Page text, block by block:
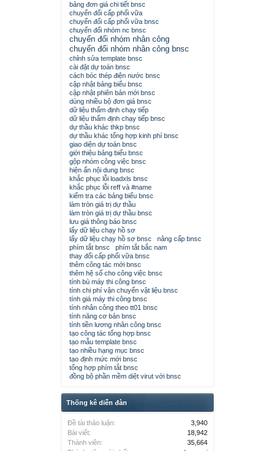
bảng đơn giá chi tiết bnsc
chuyển đổi cấp phối vữa
chuyển đổi cấp phối vữa bnsc
chuyển đổi nhóm nc bnsc
chuyển đổi nhóm nhân công
chuyển đổi nhóm nhân công bnsc
chỉnh sửa template bnsc
cài đặt dự toán bnsc
cách bóc thép điện nước bnsc
cập nhật bảng biểu bnsc
cập nhật phiên bản mới bnsc
dùng nhiều bộ đơn giá bnsc
dữ liệu thẩm định chạy tiếp
dữ liệu thẩm định chạy tiếp bnsc
dự thầu khác thkp bnsc
dự thầu khác tổng hợp kinh phí bnsc
giao diện dự toán bnsc
giới thiệu bảng biểu bnsc
gộp nhóm công việc bnsc
hiện ẩn nội dung bnsc
khắc phục lỗi loadxls bnsc
khắc phục lỗi reff và #name
kiểm tra các bảng biểu bnsc
làm tròn giá trị dự thầu
làm tròn giá trị dự thầu bnsc
lưu giá thông báo bnsc
lấy dữ liệu chạy hồ sơ
lấy dữ liệu chạy hồ sơ bnsc
nâng cấp bnsc
phím tắt bnsc
phím tắt bắc nam
thay đổi cấp phối vữa bnsc
thêm công tác mới bnsc
thêm hệ số cho công việc bnsc
tính bù máy thi công bnsc
tính chi phí vận chuyển vật liệu bnsc
tính giá máy thi công bnsc
tính nhân công theo tt01 bnsc
tính năng cơ bản bnsc
tính tiền lương nhân công bnsc
tạo công tác tổng hợp bnsc
tạo mẫu template bnsc
tạo nhiều hạng mục bnsc
tạo định mức mới bnsc
tổng hợp phím tắt bnsc
đồng bộ phần mềm diệt virut với bnsc
Thống kê diễn đàn
Đề tài thảo luận:
3,940
Bài viết:
18,942
Thành viên:
35,664